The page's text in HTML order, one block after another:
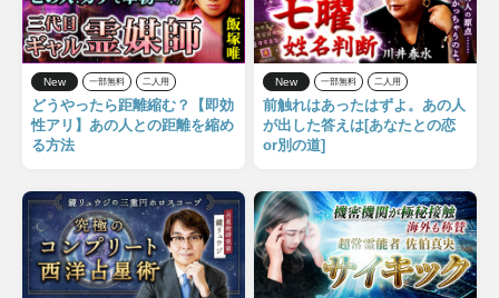
New 一部無料 二人用
どうやったら距離縮む？【即効
性アリ】あの人との距離を縮め
る方法
New 一部無料 二人用
前触れはあったはずよ。あの人
が出した答えは[あなたとの恋
or別の道]